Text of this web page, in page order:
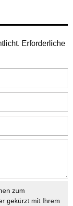
Erforderliche
zum
gekürzt mit Ihrem